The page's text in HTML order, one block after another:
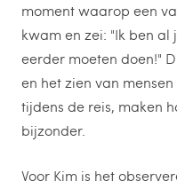
moment waarop een
kwam en zei: "Ik ben
eerder moeten doen!"
en het zien van
tijdens de reis, maken
bijzonder.
Voor Kim is het